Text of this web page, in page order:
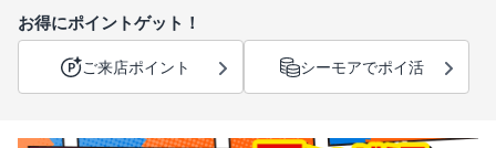
お得にポイントゲット！
ご来店ポイント シーモアでポイ活